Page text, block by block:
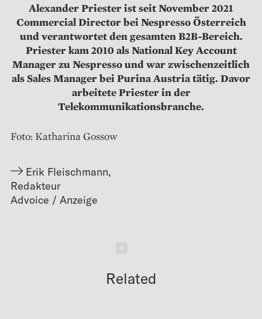
Alexander Priester ist seit November 2021
Commercial Director bei Nespresso Österreich
und verantwortet den gesamten B2B-Bereich.
Priester kam 2010 als National Key Account
Manager zu Nespresso und war zwischenzeitlich
als Sales Manager bei Purina Austria tätig. Davor
arbeitete Priester in der
Telekommunikationsbranche.
Foto: Katharina Gossow
Erik Fleischmann,
Redakteur
Related